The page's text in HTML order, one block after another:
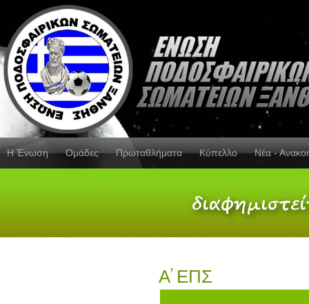
Η Ένωση Ομάδες Πρωταθλήματα Κύπελλο Νέα -
Α’ ΕΠΣ